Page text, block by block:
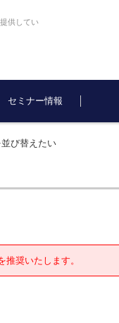
供してい
セミナー情報
び替えたい
奨いたします。